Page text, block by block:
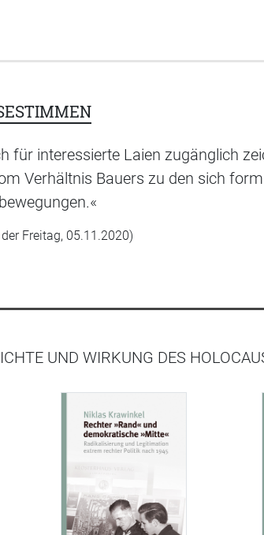
für interessierte Laien zugänglich
Verhältnis Bauers zu den sich
Freitag, 05.11.2020)
UND WIRKUNG DES